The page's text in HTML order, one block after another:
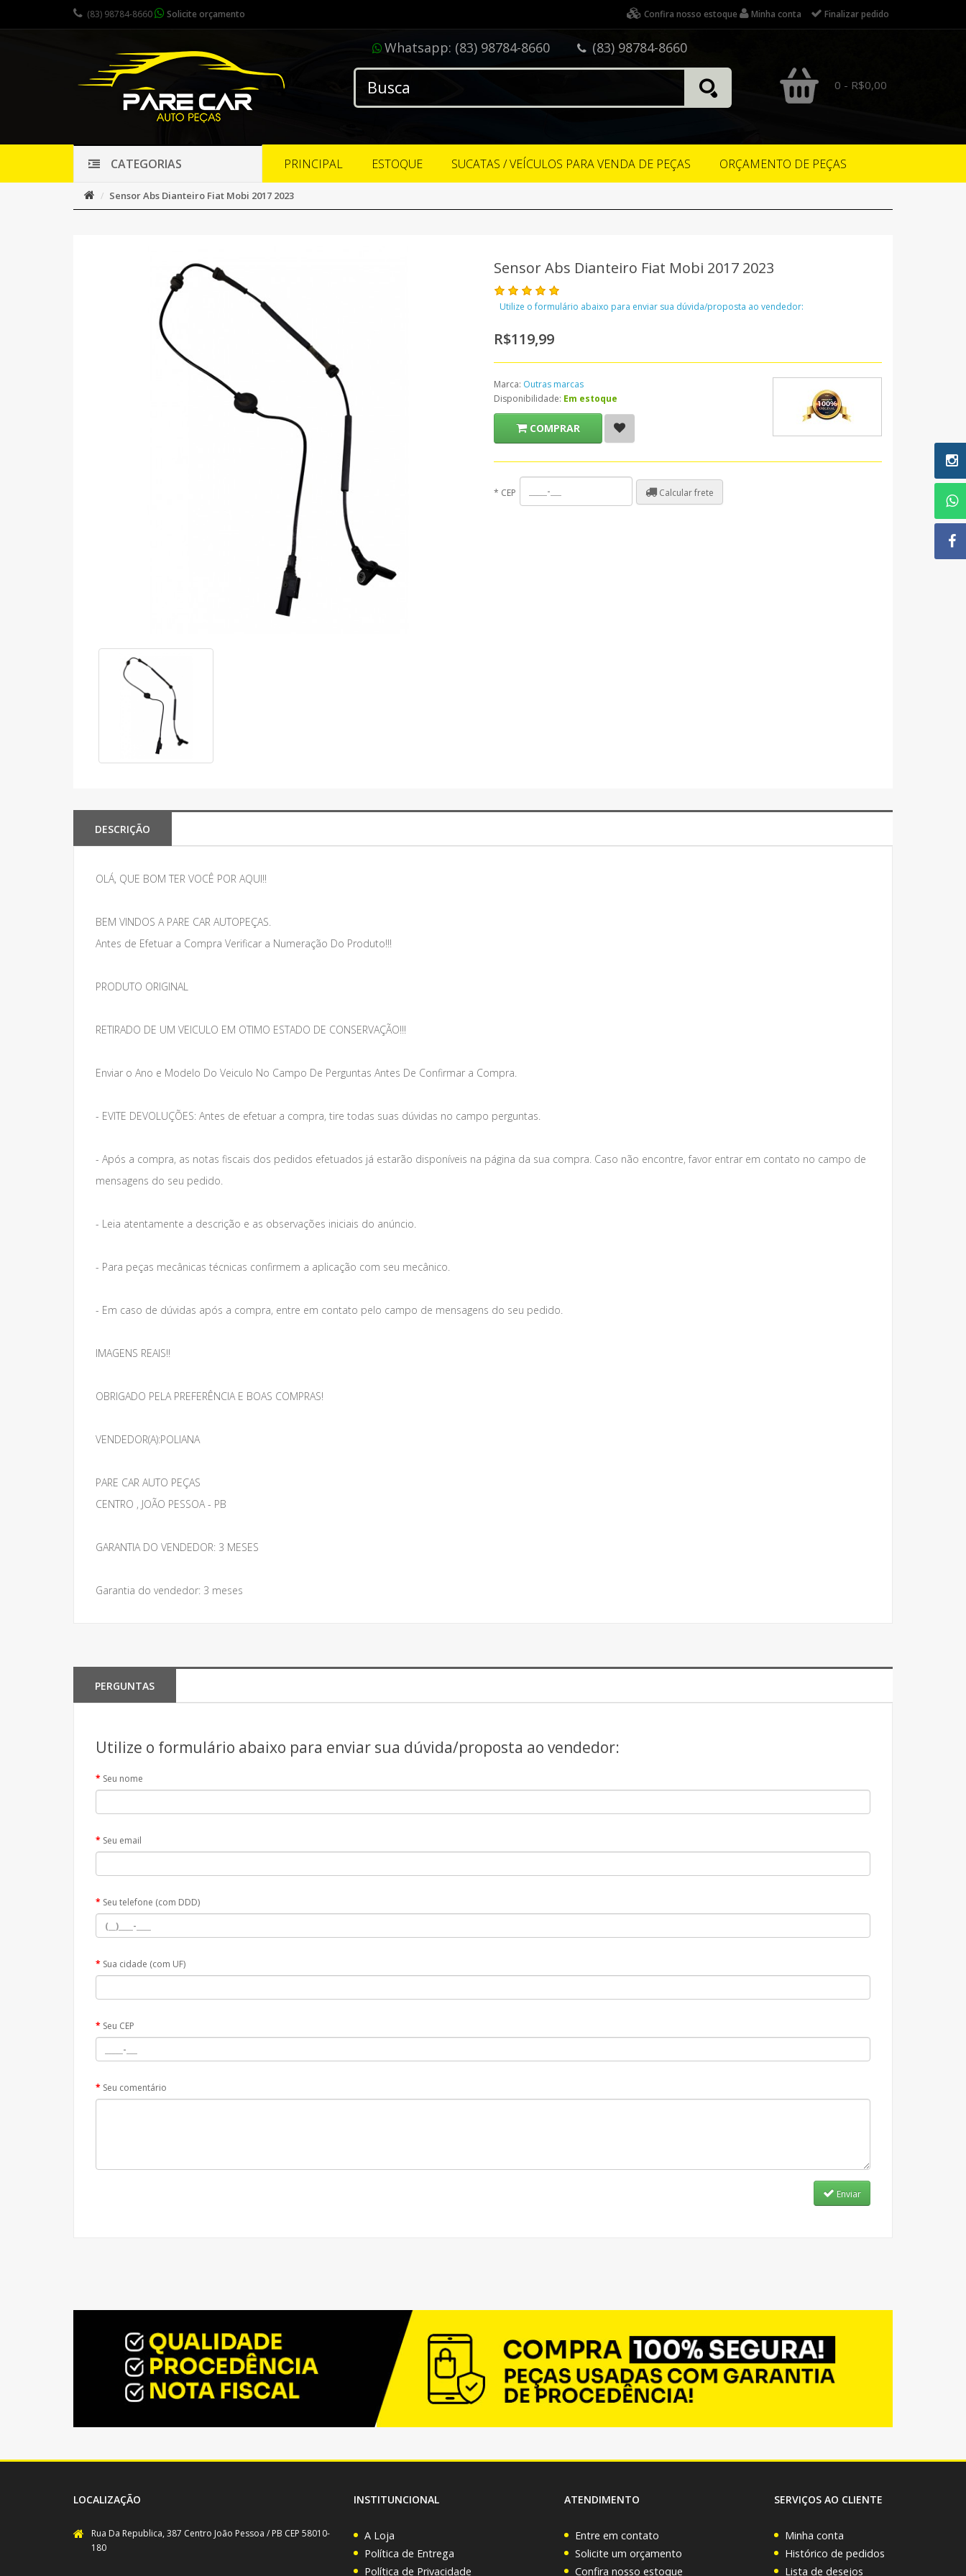
(83) 98784-8660 Solicite orçamento Confira nosso estoque Minha conta Finalizar pedido
Whatsapp: (83) 98784-8660 (83) 98784-8660
0 - R$0,00
CATEGORIAS PRINCIPAL ESTOQUE SUCATAS / VEÍCULOS PARA VENDA DE PEÇAS ORÇAMENTO DE PEÇAS
Sensor Abs Dianteiro Fiat Mobi 2017 2023
Sensor Abs Dianteiro Fiat Mobi 2017 2023
Utilize o formulário abaixo para enviar sua dúvida/proposta ao vendedor:
R$119,99
Marca: Outras marcas
Disponibilidade: Em estoque
COMPRAR
* CEP Calcular frete
DESCRIÇÃO
OLÁ, QUE BOM TER VOCÊ POR AQUI!!
BEM VINDOS A PARE CAR AUTOPEÇAS.
Antes de Efetuar a Compra Verificar a Numeração Do Produto!!!
PRODUTO ORIGINAL
RETIRADO DE UM VEICULO EM OTIMO ESTADO DE CONSERVAÇÃO!!!
Enviar o Ano e Modelo Do Veiculo No Campo De Perguntas Antes De Confirmar a Compra.
- EVITE DEVOLUÇÕES: Antes de efetuar a compra, tire todas suas dúvidas no campo perguntas.
- Após a compra, as notas fiscais dos pedidos efetuados já estarão disponíveis na página da sua compra. Caso não encontre, favor entrar em contato no campo de
mensagens do seu pedido.
- Leia atentamente a descrição e as observações iniciais do anúncio.
- Para peças mecânicas técnicas confirmem a aplicação com seu mecânico.
- Em caso de dúvidas após a compra, entre em contato pelo campo de mensagens do seu pedido.
IMAGENS REAIS!!
OBRIGADO PELA PREFERÊNCIA E BOAS COMPRAS!
VENDEDOR(A):POLIANA
PARE CAR AUTO PEÇAS
CENTRO , JOÃO PESSOA - PB
GARANTIA DO VENDEDOR: 3 MESES
Garantia do vendedor: 3 meses
PERGUNTAS
Utilize o formulário abaixo para enviar sua dúvida/proposta ao vendedor:
Seu nome
Seu email
Seu telefone (com DDD)
Sua cidade (com UF)
Seu CEP
Seu comentário
Enviar
LOCALIZAÇÃO
Rua Da Republica, 387 Centro João Pessoa / PB CEP 58010-
180
INSTITUNCIONAL
A Loja
Política de Entrega
Política de Privacidade
ATENDIMENTO
Entre em contato
Solicite um orçamento
Confira nosso estoque
SERVIÇOS AO CLIENTE
Minha conta
Histórico de pedidos
Lista de desejos